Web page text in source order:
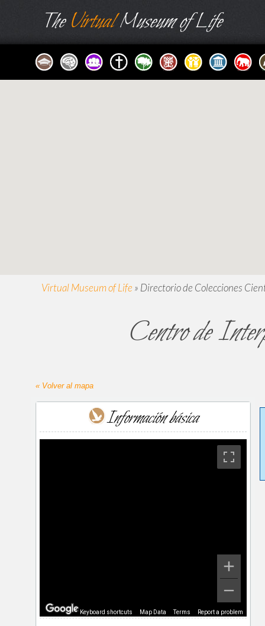
TheVirtualMuseum of Life
Virtual Museum of Life » Directorio de Colecciones
Centro de
« Volver al mapa
Información básica
Keyboard shortcuts Map Data Terms Report a problem